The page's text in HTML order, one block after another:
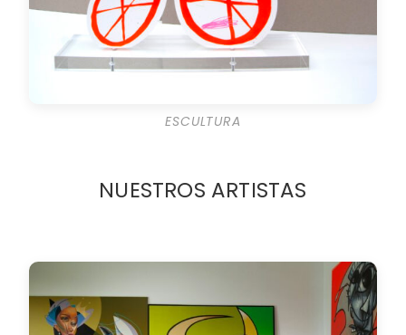
ESCULTURA
NUESTROS ARTISTAS